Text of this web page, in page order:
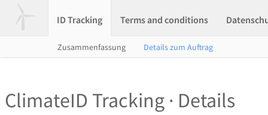
ID Tracking Terms and conditions
Zusammenfassung Details zum Auftrag
ClimateID Tracking · Details